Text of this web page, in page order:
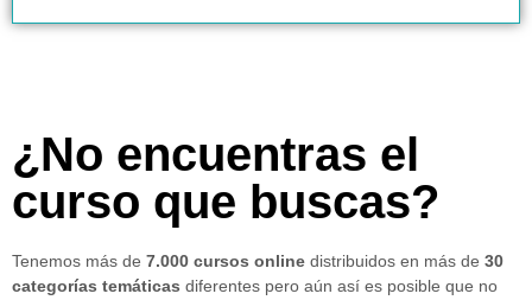
¿No encuentras el
curso que buscas?
Tenemos más de 7.000 cursos online distribuidos en más de 30
categorías temáticas diferentes pero aún así es posible que no